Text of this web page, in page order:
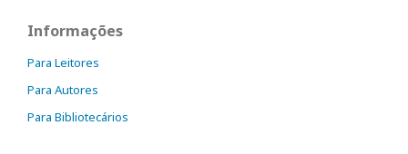
Informações
Para Leitores
Para Autores
Para Bibliotecários